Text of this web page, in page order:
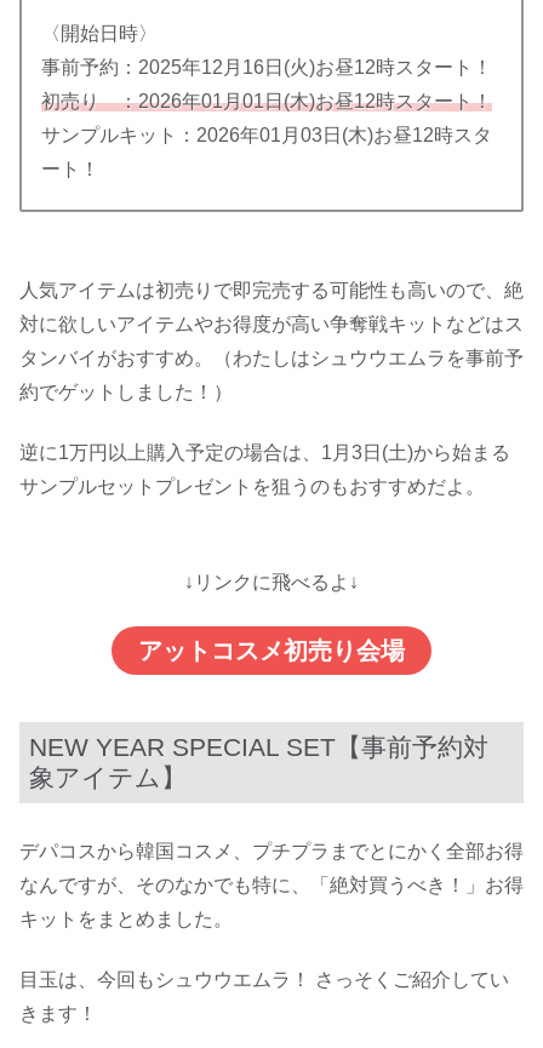
〈開始日時〉
事前予約：2025年12月16日(火)お昼12時スタート！
初売り ：2026年01月01日(木)お昼12時スタート！
サンプルキット：2026年01月03日(木)お昼12時スタ
ート！
人気アイテムは初売りで即完売する可能性も高いので、絶
対に欲しいアイテムやお得度が高い争奪戦キットなどはス
タンバイがおすすめ。（わたしはシュウウエムラを事前予
約でゲットしました！）
逆に1万円以上購入予定の場合は、1月3日(土)から始まる
サンプルセットプレゼントを狙うのもおすすめだよ。
↓リンクに飛べるよ↓
アットコスメ初売り会場
NEW YEAR SPECIAL SET【事前予約対
象アイテム】
デパコスから韓国コスメ、プチプラまでとにかく全部お得
なんですが、そのなかでも特に、「絶対買うべき！」お得
キットをまとめました。
目玉は、今回もシュウウエムラ！ さっそくご紹介してい
きます！